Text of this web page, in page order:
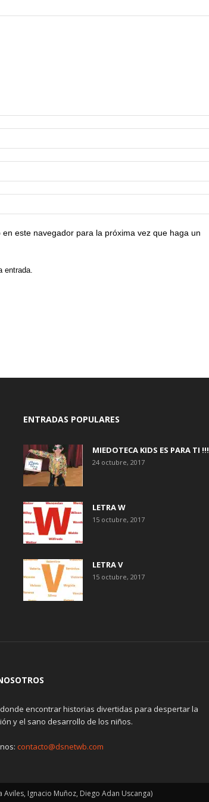
este navegador para la próxima vez que haga un
entrada.
ENTRADAS POPULARES
MIEDOTECA KIDS ES PARA TI !!!
24 octubre, 2017
LETRA W
15 octubre, 2017
LETRA V
15 octubre, 2017
encontrar historias divertidas para despertar la
y el sano desarrollo de los niños.
contacto@dsnetwb.com
Ignacio Muñoz, Diego Adan Uscanga)